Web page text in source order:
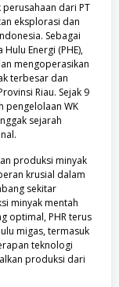
perusahaan dari PT
eksplorasi dan
Sebagai
Energi (PHE),
mengoperasikan
terbesar dan
Riau. Sejak 9
pengelolaan WK
sejarah
produksi minyak
krusial dalam
sekitar
minyak mentah
optimal, PHR terus
migas, termasuk
teknologi
produksi dari